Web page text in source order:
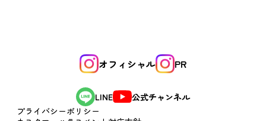
オフィシャル PR
LINE
公式チャンネル
プライバシーポリシー